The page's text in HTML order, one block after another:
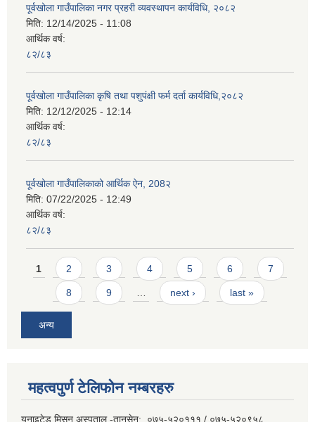
पूर्वखोला गाउँपालिका नगर प्रहरी व्यवस्थापन कार्यविधि, २०८२
मिति: 12/14/2025 - 11:08
आर्थिक वर्ष:
८२/८३
पूर्वखोला गाउँपालिका कृषि तथा पशुपंक्षी फर्म दर्ता कार्यविधि,२०८२
मिति: 12/12/2025 - 12:14
आर्थिक वर्ष:
८२/८३
पूर्वखोला गाउँपालिकाको आर्थिक ऐन, 208२
मिति: 07/22/2025 - 12:49
आर्थिक वर्ष:
८२/८३
Pages
1 2 3 4 5 6 7
8 9 next › last »
अन्य
महत्वपुर्ण टेलिफोन नम्बरहरु
युनाइटेड मिसन अस्पताल -तानसेन: ०७५-५२०१११ / ०७५-५२०९५८